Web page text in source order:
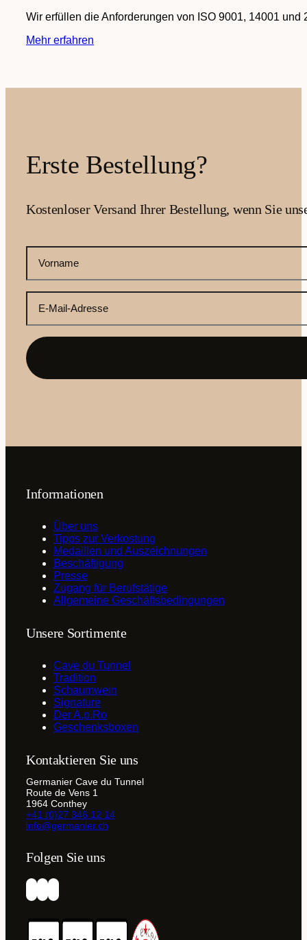
Wir erfüllen die Anforderungen von ISO 9001, 14001
Mehr erfahren
Erste Bestellung?
Kostenloser Versand Ihrer Bestellung, wenn Sie
Ihr
Vorname
(erforderlich)
Ihre
(erforderlich)
Informationen
Über uns
Tipps zur Verkostung
Medaillen und Auszeichnungen
Beschäftigung
Presse
Zugang für Berufstätige
Allgemeine Geschäftsbedingungen
Unsere Sortimente
Cave du Tunnel
Tradition
Schaumwein
Signature
Der A.p.Ro
Geschenksboxen
Kontaktieren Sie uns
Germanier Cave du Tunnel
Route de Vens 1
1964 Conthey
+41 (0)27 346 12 14
info@germanier.ch
Folgen Sie uns